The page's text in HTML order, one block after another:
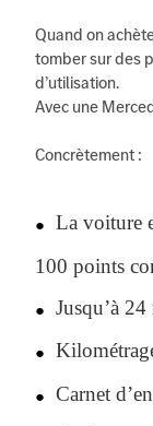
Quand on
tomber sur des
d’utilisation.
Avec une
Concrètement :
●
La voiture
100 points
● Jusqu’à
●
● Carnet